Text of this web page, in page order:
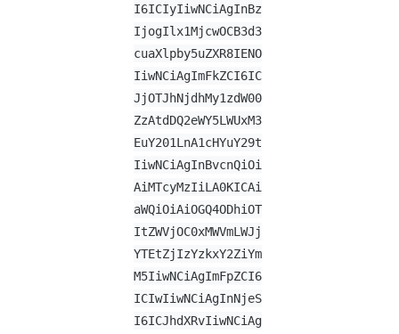
I6ICIyIiwNCiAgInBz
IjogIlx1MjcwOCB3d3
cuaXlpby5uZXR8IENO
IiwNCiAgImFkZCI6IC
JjOTJhNjdhMy1zdW00
ZzAtdDQ2eWY5LWUxM3
EuY201LnA1cHYuY29t
IiwNCiAgInBvcnQiOi
AiMTcyMzIiLA0KICAi
aWQiOiAiOGQ4ODhiOT
ItZWVjOC0xMWVmLWJj
YTEtZjIzYzkxY2ZiYm
M5IiwNCiAgImFpZCI6
ICIwIiwNCiAgInNjeS
I6ICJhdXRvIiwNCiAg